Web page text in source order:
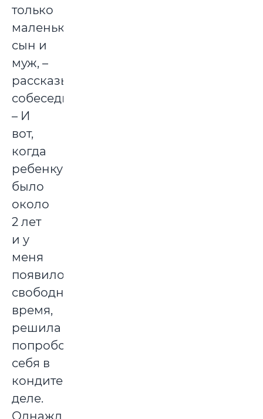
только
маленький
сын и
муж, –
рассказывает
собеседница.
– И
вот,
когда
ребенку
было
около
2 лет
и у
меня
появилось
свободное
время,
решила
попробовать
себя в
кондитерском
деле.
Однажды